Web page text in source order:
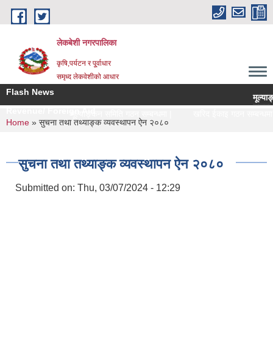
Skip to main content
लेकबेशी नगरपालिका
कृषि,पर्यटन र पू्र्वाधार
समृध्द लेकवेशीको आधार
Flash News
सरुवा
You are here
Home » सुचना तथा तथ्याङ्क व्यवस्थापन ऐन २०८०
सुचना तथा तथ्याङ्क व्यवस्थापन ऐन २०८०
Submitted on: Thu, 03/07/2024 - 12:29